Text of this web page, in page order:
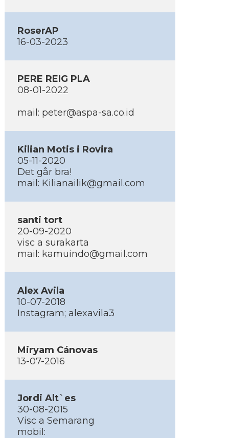
RoserAP
16-03-2023
PERE REIG PLA
08-01-2022
mail: peter@aspa-sa.co.id
Kilian Motis i Rovira
05-11-2020
Det går bra!
mail: Kilianailik@gmail.com
santi tort
20-09-2020
visc a surakarta
mail: kamuindo@gmail.com
Alex Avila
10-07-2018
Instagram; alexavila3
Miryam Cánovas
13-07-2016
Jordi Alt`es
30-08-2015
Visc a Semarang
mobil: